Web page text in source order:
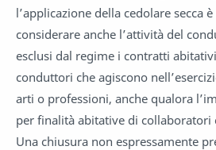
l’applicazione della cedolare secca
considerare anche l’attività del
esclusi dal regime i contratti
conduttori che agiscono
arti o professioni, anche qualora
per finalità abitative di collaboratori
Una chiusura non espressamente